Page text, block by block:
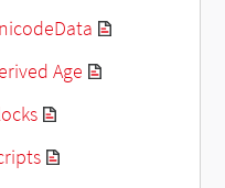
Age